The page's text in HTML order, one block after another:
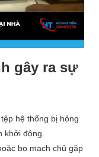
gây ra sự
hệ thống bị hỏng
khởi động.
bo mạch chủ gặp